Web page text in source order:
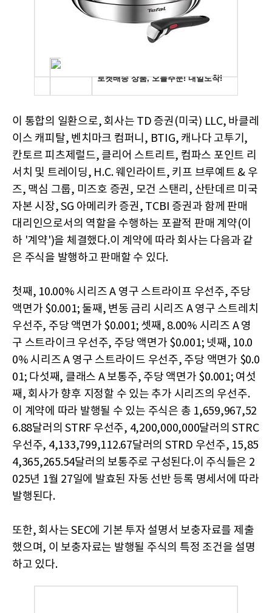
이 통합의 일환으로, 회사는 TD 증권(미국) LLC, 바클레
이스 캐피탈, 벤치마크 컴퍼니, BTIG, 캐나다 고투기,
칸토르 피츠제럴드, 클리어 스트리트, 컴파스 포인트 리
서치 및 트레이딩, H.C. 웨인라이트, 키프 브루예트 & 우
즈, 맥심 그룹, 미즈호 증권, 모건 스탠리, 산탄데르 미국
자본 시장, SG 아메리카 증권, TCBI 증권과 함께 판매
대리인으로서의 역할을 수행하는 포괄적 판매 계약(이
하 '계약')을 체결했다.이 계약에 따라 회사는 다음과 같
은 주식을 발행하고 판매할 수 있다.
첫째, 10.00% 시리즈 A 영구 스트라이프 우선주, 주당
액면가 $0.001; 둘째, 변동 금리 시리즈 A 영구 스트레치
우선주, 주당 액면가 $0.001; 셋째, 8.00% 시리즈 A 영
구 스트라이크 우선주, 주당 액면가 $0.001; 넷째, 10.0
0% 시리즈 A 영구 스트라이드 우선주, 주당 액면가 $0.0
01; 다섯째, 클래스 A 보통주, 주당 액면가 $0.001; 여섯
째, 회사가 향후 지정할 수 있는 추가 시리즈의 우선주.
이 계약에 따라 발행될 수 있는 주식은 총 1,659,967,52
6.88달러의 STRF 우선주, 4,200,000,000달러의 STRC
우선주, 4,133,799,112.67달러의 STRD 우선주, 15,85
4,365,265.54달러의 보통주로 구성된다.이 주식들은 2
025년 1월 27일에 발효된 자동 선반 등록 명세서에 따라
발행된다.
또한, 회사는 SEC에 기본 투자 설명서 보충자료를 제출
했으며, 이 보충자료는 발행될 주식의 특정 조건을 설명
하고 있다.